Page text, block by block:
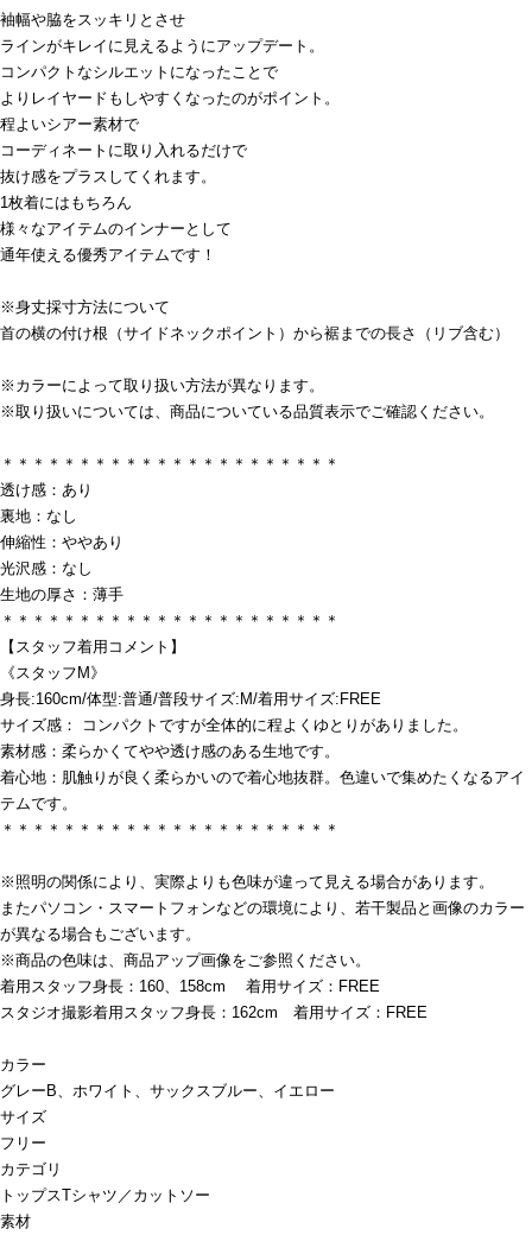
袖幅や脇をスッキリとさせ
ラインがキレイに見えるようにアップデート。
コンパクトなシルエットになったことで
よりレイヤードもしやすくなったのがポイント。
程よいシアー素材で
コーディネートに取り入れるだけで
抜け感をプラスしてくれます。
1枚着にはもちろん
様々なアイテムのインナーとして
通年使える優秀アイテムです！
※身丈採寸方法について
首の横の付け根（サイドネックポイント）から裾までの長さ（リブ含む）
※カラーによって取り扱い方法が異なります。
※取り扱いについては、商品についている品質表示でご確認ください。
＊＊＊＊＊＊＊＊＊＊＊＊＊＊＊＊＊＊＊＊＊＊
透け感：あり
裏地：なし
伸縮性：ややあり
光沢感：なし
生地の厚さ：薄手
＊＊＊＊＊＊＊＊＊＊＊＊＊＊＊＊＊＊＊＊＊＊
【スタッフ着用コメント】
《スタッフM》
身長:160cm/体型:普通/普段サイズ:M/着用サイズ:FREE
サイズ感： コンパクトですが全体的に程よくゆとりがありました。
素材感：柔らかくてやや透け感のある生地です。
着心地：肌触りが良く柔らかいので着心地抜群。色違いで集めたくなるアイ
テムです。
＊＊＊＊＊＊＊＊＊＊＊＊＊＊＊＊＊＊＊＊＊＊
※照明の関係により、実際よりも色味が違って見える場合があります。
またパソコン・スマートフォンなどの環境により、若干製品と画像のカラー
が異なる場合もございます。
※商品の色味は、商品アップ画像をご参照ください。
着用スタッフ身長：160、158cm 着用サイズ：FREE
スタジオ撮影着用スタッフ身長：162cm 着用サイズ：FREE
カラー
グレーB、ホワイト、サックスブルー、イエロー
サイズ
フリー
カテゴリ
トップスTシャツ／カットソー
素材